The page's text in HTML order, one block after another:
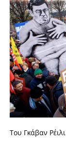
Του Γκάβαν Ρέιλι